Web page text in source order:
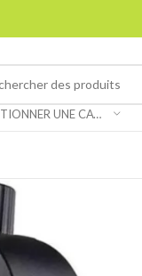
SÉLECTIONNER UNE CATÉGORIE